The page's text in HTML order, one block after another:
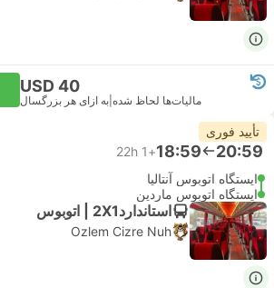
USD 40
مالیات‌ها لحاظ شده به ازای هر بزرگسال
تأیید فوری
20:59
18:59
+1
22h
ایستگاه اتوبوس آنتالیا
ایستگاه اتوبوس ماردین
استاندارد2X1 | اتوبوس
Ozlem Cizre Nuh